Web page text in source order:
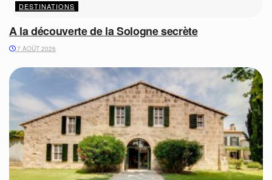
DESTINATIONS
A la découverte de la Sologne secrète
7 AOÛT 2026